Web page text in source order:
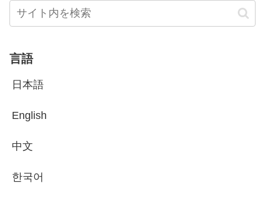
言語
日本語
English
中文
한국어